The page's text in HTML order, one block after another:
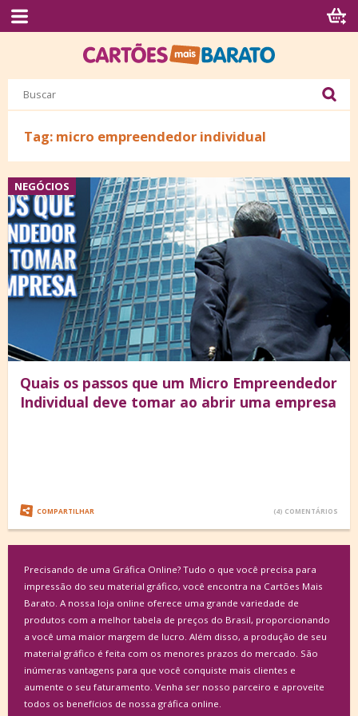
Tag: micro empreendedor individual
NEGÓCIOS
Quais os passos que um Micro Empreendedor
Individual deve tomar ao abrir uma empresa
COMPARTILHAR (4) COMENTÁRIOS
Precisando de uma Gráfica Online? Tudo o que você precisa para
impressão do seu material gráfico, você encontra na Cartões Mais
Barato. A nossa loja online oferece uma grande variedade de
produtos com a melhor tabela de preços do Brasil, proporcionando
a você uma maior margem de lucro. Além disso, a produção de seu
material gráfico é feita com os menores prazos do mercado. São
inúmeras vantagens para que você conquiste mais clientes e
aumente o seu faturamento. Venha ser nosso parceiro e aproveite
todos os benefícios de nossa gráfica online.